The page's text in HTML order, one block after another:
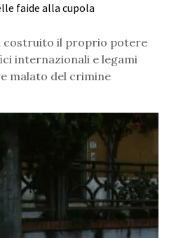
faide alla cupola
costruito il proprio potere
internazionali e legami
malato del crimine